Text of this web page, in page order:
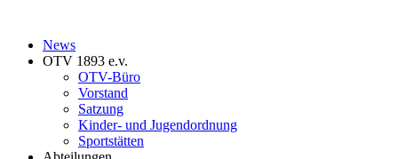
News
OTV 1893 e.v.
OTV-Büro
Vorstand
Satzung
Kinder- und Jugendordnung
Sportstätten